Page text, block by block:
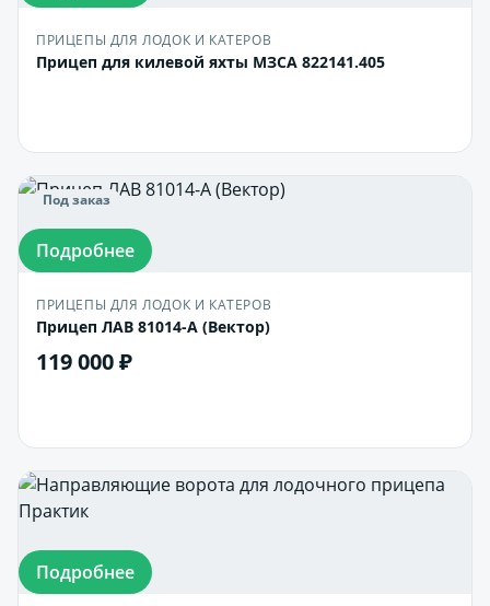
ПРИЦЕПЫ ДЛЯ ЛОДОК И КАТЕРОВ
Прицеп для килевой яхты МЗСА 822141.405
Под заказ
Подробнее
ПРИЦЕПЫ ДЛЯ ЛОДОК И КАТЕРОВ
Прицеп ЛАВ 81014-А (Вектор)
119 000 ₽
Подробнее